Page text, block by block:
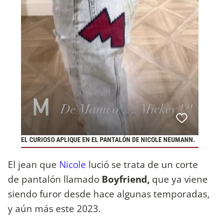
EL CURIOSO APLIQUE EN EL PANTALÓN DE NICOLE NEUMANN.
El jean que Nicole lució se trata de un corte
de pantalón llamado Boyfriend, que ya viene
siendo furor desde hace algunas temporadas,
y aún más este 2023.